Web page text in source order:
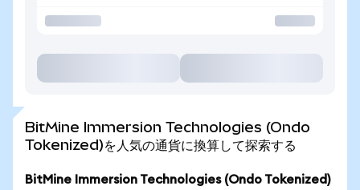
BitMine Immersion Technologies (Ondo
Tokenized)を人気の通貨に換算して探索する
BitMine Immersion Technologies (Ondo Tokenized)